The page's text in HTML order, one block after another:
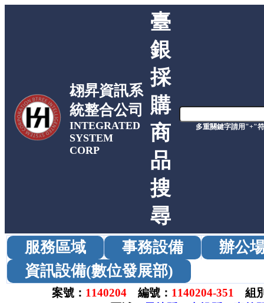
翃昇資訊系
統整合公司
INTEGRATED
SYSTEM
CORP
臺
銀
採
購
商
品
搜
尋
多重關鍵字請用"+"
服務區域 事務設備
辦公
資訊設備(數位發展部)
案號： 1140204 編號： 1140204-351
組